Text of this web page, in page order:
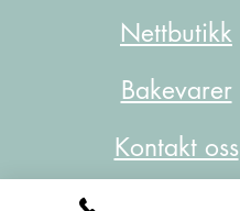
Nettbutikk
Bakevarer
Kontakt oss